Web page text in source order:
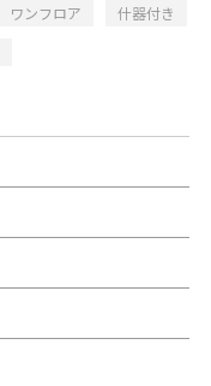
ワンフロア
什器付き